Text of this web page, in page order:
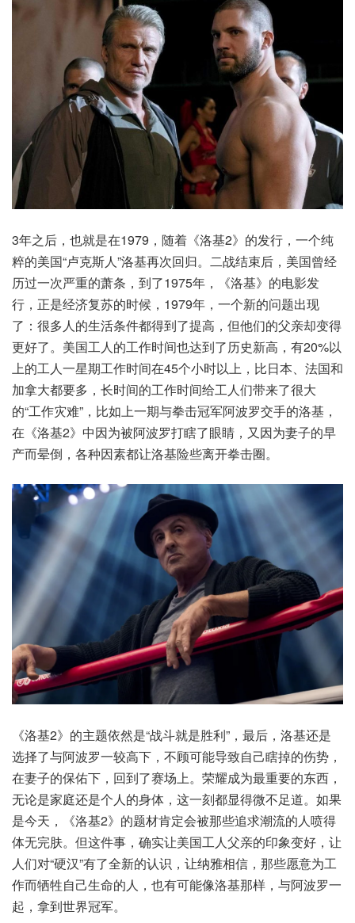
3年之后，也就是在1979，随着《洛基2》的发行，一个纯
粹的美国“卢克斯人”洛基再次回归。二战结束后，美国曾经
历过一次严重的萧条，到了1975年，《洛基》的电影发
行，正是经济复苏的时候，1979年，一个新的问题出现
了：很多人的生活条件都得到了提高，但他们的父亲却变得
更好了。美国工人的工作时间也达到了历史新高，有20%以
上的工人一星期工作时间在45个小时以上，比日本、法国和
加拿大都要多，长时间的工作时间给工人们带来了很大
的“工作灾难”，比如上一期与拳击冠军阿波罗交手的洛基，
在《洛基2》中因为被阿波罗打瞎了眼睛，又因为妻子的早
产而晕倒，各种因素都让洛基险些离开拳击圈。
《洛基2》的主题依然是“战斗就是胜利”，最后，洛基还是
选择了与阿波罗一较高下，不顾可能导致自己瞎掉的伤势，
在妻子的保佑下，回到了赛场上。荣耀成为最重要的东西，
无论是家庭还是个人的身体，这一刻都显得微不足道。如果
是今天，《洛基2》的题材肯定会被那些追求潮流的人喷得
体无完肤。但这件事，确实让美国工人父亲的印象变好，让
人们对“硬汉”有了全新的认识，让纳雅相信，那些愿意为工
作而牺牲自己生命的人，也有可能像洛基那样，与阿波罗一
起，拿到世界冠军。